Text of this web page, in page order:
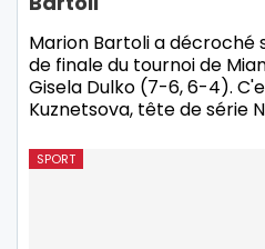
Marion Bartoli a décroché
de finale du tournoi de
Gisela Dulko (7-6, 6-4).
Kuznetsova, tête de série
SPORT